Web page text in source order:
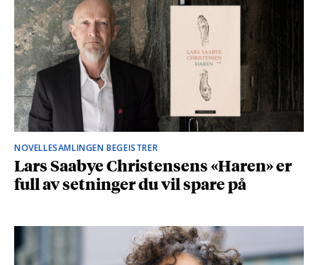
NOVELLESAMLINGEN BEGEISTRER
Lars Saabye Christensens «Haren» er
full av setninger du vil spare på